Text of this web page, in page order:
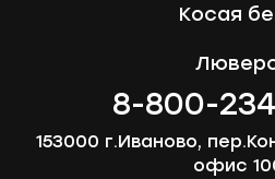
Косая
8-800-
153000 г.Иваново,
офис